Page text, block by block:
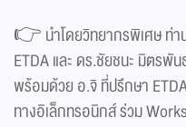
👉 นำโดยวิทยากรพิเศษ ท่
ETDA และ ดร.ชัยชนะ มิตรพั
พร้อมด้วย อ.จิ ที่ปรึกษา
ทางอิเล็กทรอนิกส์ ร่วม